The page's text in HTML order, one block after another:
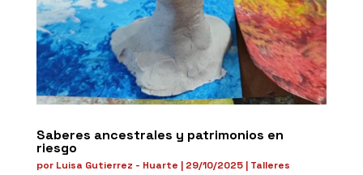
Saberes ancestrales y patrimonios en
riesgo
por Luisa Gutierrez - Huarte | 29/10/2025| Talleres